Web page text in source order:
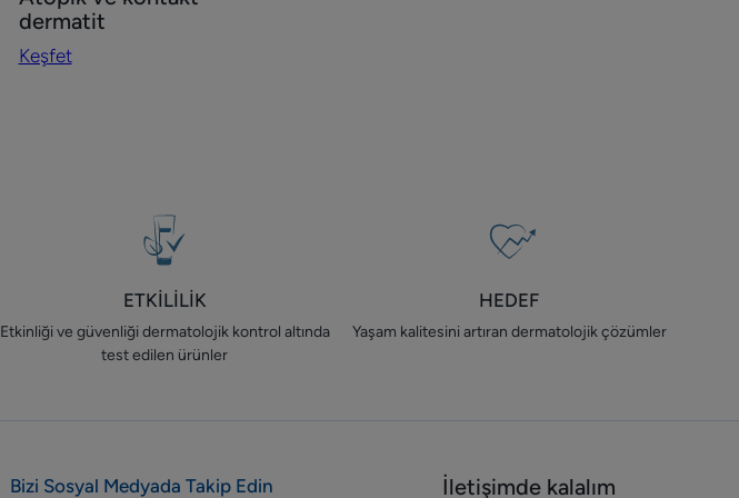
Atopik
ve
kontakt
dermatit
Keşfet
ETKİLİLİK
Etkinliği ve güvenliği dermatolojik kontrol altında
test edilen ürünler
HEDEF
Yaşam kalitesini artıran dermatolojik çözümler
İletişimde kalalım
Bizi Sosyal Medyada Takip Edin